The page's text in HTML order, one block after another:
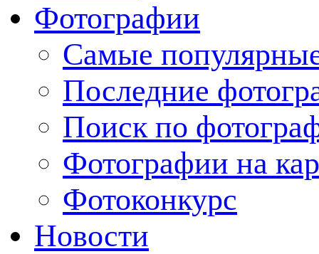
Фотографии
Cамые
Последние
Поиск по
Фотографии на
Фотоконкурс
Новости